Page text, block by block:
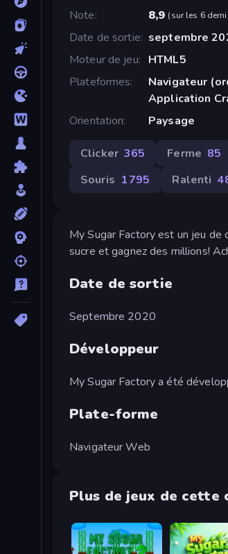
Note
8,9 (sur les 6
Date de sortie septembre
Moteur de jeu
HTML5
Plateformes
Navigateur
Application
Orientation
Paysage
Clicker 365 Ferme 85
Souris 1 795 Ralenti
My Sugar Factory est un jeu de
sucre et gagnez des millions!
Date de sortie
Septembre 2020
Développeur
My Sugar Factory a été
Plate-forme
Navigateur Web
Plus de jeux de cette